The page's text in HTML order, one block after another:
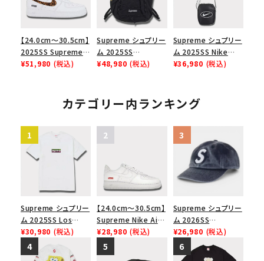
【24.0cm～30.5cm】
2025SS Supreme
GOODENOUGH
ムグッドイナフ ナイキ
エアフォース１スニー
¥51,980 (税込)
Supreme シュプリー
ム 2025SS
Backpack バックパッ
¥48,980 (税込)
Supreme シュプリー
ム 2025SS Nike
Leather Shoulder
ク 黒
¥36,980 (税込)
カテゴリー内ランキング
Supreme シュプリー
ム 2025SS Los
Angeles Fire Relief
Box Logo Tee ファ
イヤーリリーフボック
¥30,980 (税込)
【24.0cm～30.5cm】
Supreme Nike Air
Force 1 Low シュプ
リーム ナイキエアフォ
ース１スニーカー シ
¥28,980 (税込)
Supreme シュプリー
ム 2026SS
Pigment Coated S
Logo 6-Panel ピグ
メントコーテッド Sロ
¥26,980 (税込)